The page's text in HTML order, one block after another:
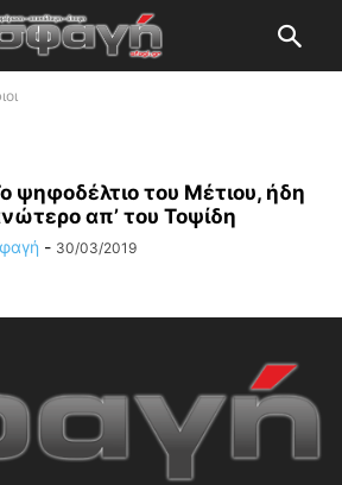
ψηφοδέλτιο του Μέτιου, ήδη
απ’ του Τοψίδη
- 30/03/2019